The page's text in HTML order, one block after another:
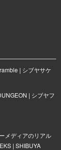
| シブヤサケ
| シブヤフ
メディアのリアル
| SHIBUYA